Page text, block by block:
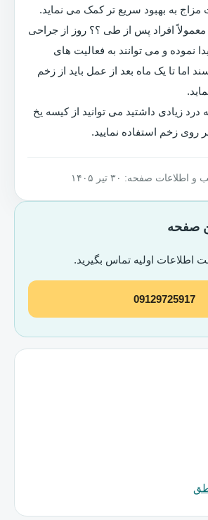
مزاج به بهبود سریع تر کمک می نماید.
افراد پس از طی ؟؟ روز از جراحی
نموده و می توانند به فعالیت های
اما تا یک ماه بعد از عمل باید از زخم
زیادی داشتید می توانید از کیسه یخ
روی زخم استفاده نمایید.
صفحه: ۳۰ تیر ۱۴۰۵
صفحه
اطلاعات اولیه تماس بگیرید.
09129725917